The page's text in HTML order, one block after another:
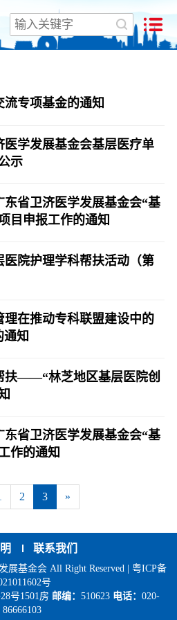
专项基金的通知
医学发展基金会基层医疗单
示
东省卫济医学发展基金会“基
目申报工作的通知
医院护理学科帮扶活动（第
理在推动专科联盟建设中的
知
扶——“林芝地区基层医院创
东省卫济医学发展基金会“基
作的通知
2 3 »
联系我们
基金会 All Right Reserved | 粤ICP备
号
号1501房 邮编： 510623 电话： 020-
86666103